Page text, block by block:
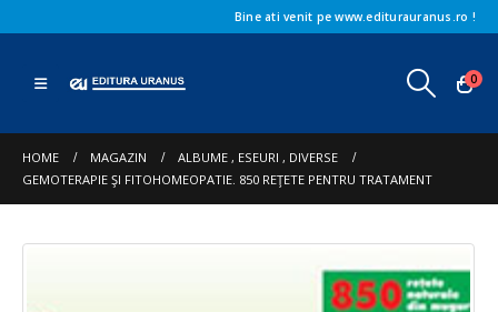
Bine ati venit pe www.editurauranus.ro !
0
HOME MAGAZIN
ALBUME , ESEURI , DIVERSE
GEMOTERAPIE ŞI FITOHOMEOPATIE. 850 REŢETE PENTRU TRATAMENT